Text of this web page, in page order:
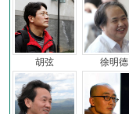
胡弦 徐明德